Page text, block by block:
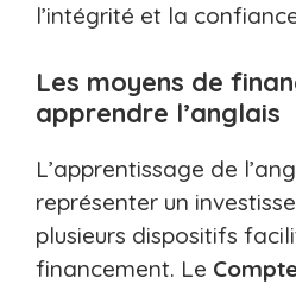
l’intégrité et la
Les moyens de
apprendre l’anglais
L’apprentissage de
représenter un
plusieurs dispositifs
financement. Le